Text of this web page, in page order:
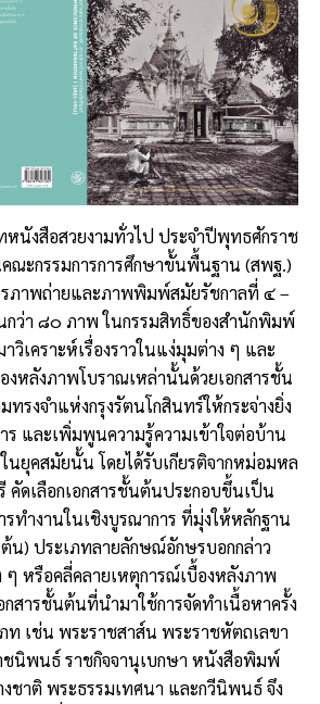
หนังสือสวยงามทั่วไป ประจำปีพุทธศักราช
ณะกรรมการการศึกษาขั้นพื้นฐาน (สพฐ.)
ภาพถ่ายและภาพพิมพ์สมัยรัชกาลที่ ๔ –
ว่า ๘๐ ภาพ ในกรรมสิทธิ์ของสำนักพิมพ์
วิเคราะห์เรื่องราวในแง่มุมต่าง ๆ และ
งหลังภาพโบราณเหล่านั้นด้วยเอกสารชั้น
รงจำแห่งกรุงรัตนโกสินทร์ให้กระจ่างยิ่ง
และเพิ่มพูนความรู้ความเข้าใจต่อบ้าน
นยุคสมัยนั้น โดยได้รับเกียรติจากหม่อมหล
คัดเลือกเอกสารชั้นต้นประกอบขึ้นเป็น
ทำงานในเชิงบูรณาการ ที่มุ่งให้หลักฐาน
น) ประเภทลายลักษณ์อักษรบอกกล่าว
ๆ หรือคลี่คลายเหตุการณ์เบื้องหลังภาพ
สารชั้นต้นที่นำมาใช้การจัดทำเนื้อหาครั้ง
ท เช่น พระราชสาส์น พระราชหัตถเลขา
ชนิพนธ์ ราชกิจจานุเบกษา หนังสือพิมพ์
ชาติ พระธรรมเทศนา และกวีนิพนธ์ จึง